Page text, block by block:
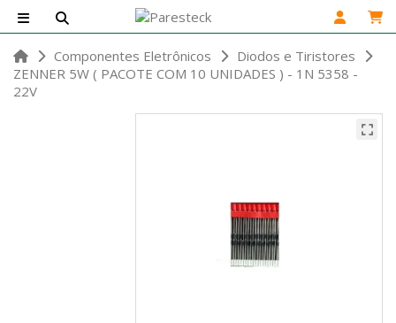
Componentes Eletrônicos
Diodos e Tiristores
ZENNER 5W ( PACOTE COM 10 UNIDADES ) - 1N 5358 -
22V